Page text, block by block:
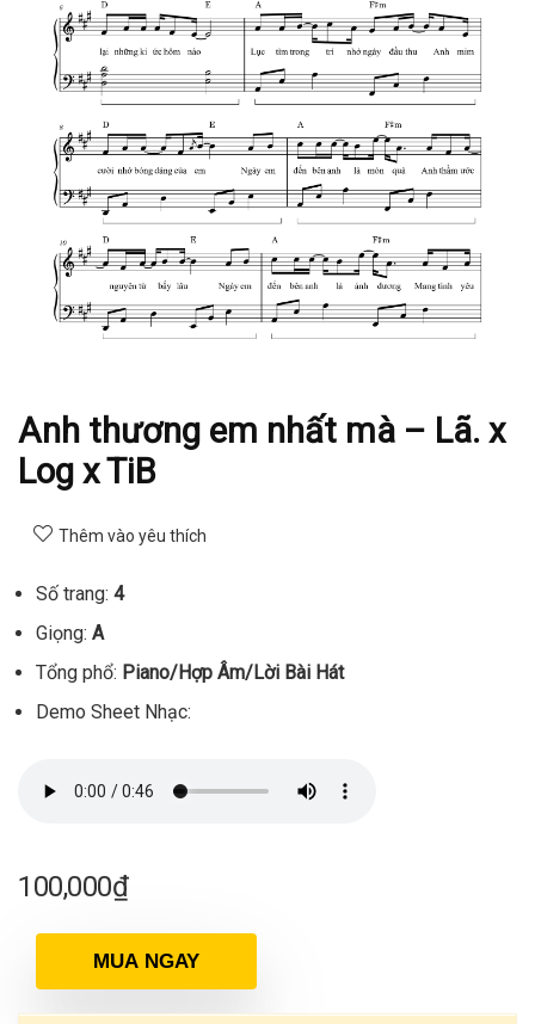
Anh thương em nhất mà – Lã. x
Log x TiB
Thêm vào yêu thích
Số trang: 4
Giọng: A
Tổng phổ: Piano/Hợp Âm/Lời Bài Hát
Demo Sheet Nhạc:
100,000₫
MUA NGAY